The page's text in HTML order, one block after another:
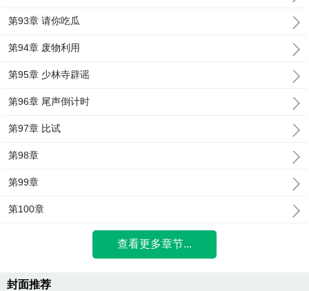
第93章 请你吃瓜
第94章 废物利用
第95章 少林寺辟谣
第96章 尾声倒计时
第97章 比试
第98章
第99章
第100章
查看更多章节...
封面推荐